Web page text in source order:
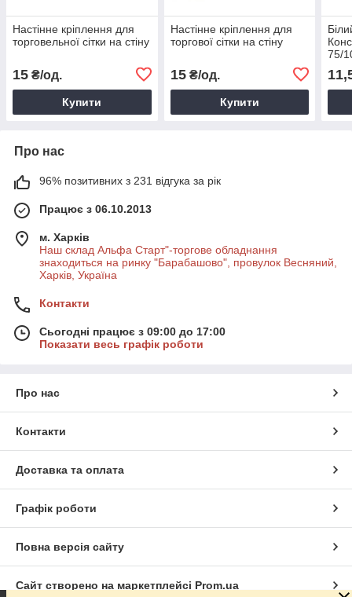
Настінне кріплення для
торговельної сітки на стіну
15 ₴/од.
Купити
Настінне кріплення для
торгової сітки на стіну
15₴/од.
Купити
75/
Про нас
96% позитивних з 231 відгука за рік
Працює з 06.10.2013
м. Харків
Наш склад Альфа Старт"-торгове обладнання
знаходиться на ринку "Барабашово", провулок Весняний,
Харків, Україна
Контакти
Сьогодні працює з 09:00 до 17:00
Показати весь графік роботи
Про нас
Контакти
Доставка та оплата
Графік роботи
Повна версія сайту
Сайт створено на маркетплейсі Prom.ua